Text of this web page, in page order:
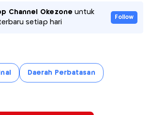
Channel Okezone untuk
setiap hari
Follow
Daerah Perbatasan